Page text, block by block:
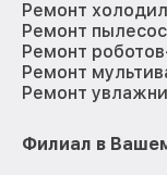
Ремонт
Ремонт
Ремонт
Ремонт
Ремонт
Филиал в